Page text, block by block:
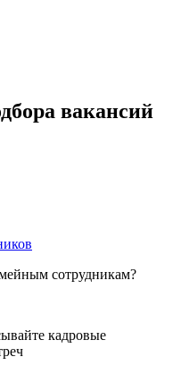
вакансий
сотрудникам?
кадровые